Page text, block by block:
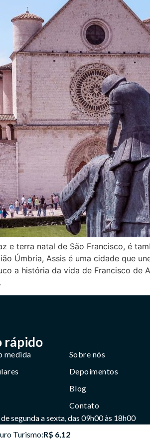
e terra natal de São Francisco, é
Úmbria, Assis é uma cidade que
a história da vida de Francisco de
rápido
medida
Sobre nós
Depoimentos
Blog
Contato
segunda a sexta, das 09h00 às 18h00
Turismo:R$ 6,12